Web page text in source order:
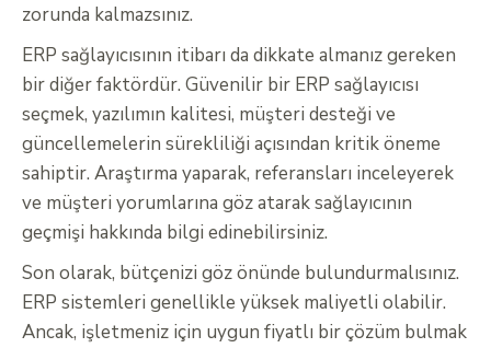
zorunda kalmazsınız.
ERP sağlayıcısının itibarı da dikkate almanız gereken
bir diğer faktördür. Güvenilir bir ERP sağlayıcısı
seçmek, yazılımın kalitesi, müşteri desteği ve
güncellemelerin sürekliliği açısından kritik öneme
sahiptir. Araştırma yaparak, referansları inceleyerek
ve müşteri yorumlarına göz atarak sağlayıcının
geçmişi hakkında bilgi edinebilirsiniz.
Son olarak, bütçenizi göz önünde bulundurmalısınız.
ERP sistemleri genellikle yüksek maliyetli olabilir.
Ancak, işletmeniz için uygun fiyatlı bir çözüm bulmak